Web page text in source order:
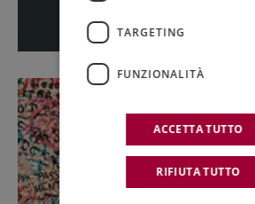
TARGETING
FUNZIONALITÀ
ACCETTA TUTTO
RIFIUTA TUTTO